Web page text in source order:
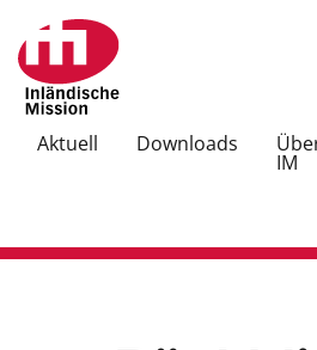
Aktuell Downloads
IM